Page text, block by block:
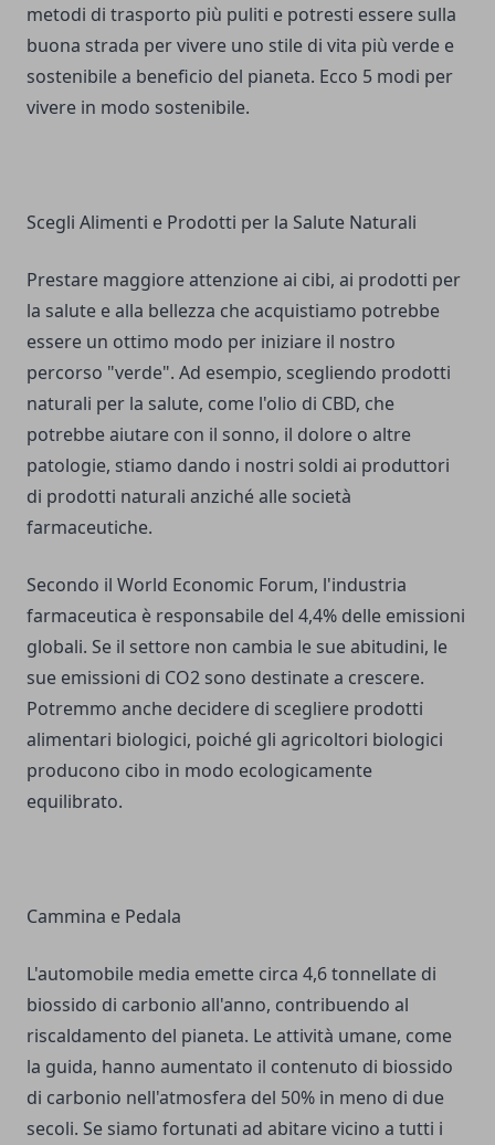
metodi di trasporto più puliti e potresti essere sulla
buona strada per vivere uno stile di vita più verde e
sostenibile a beneficio del pianeta. Ecco 5 modi per
vivere in modo sostenibile.
Scegli Alimenti e Prodotti per la Salute Naturali
Prestare maggiore attenzione ai cibi, ai prodotti per
la salute e alla bellezza che acquistiamo potrebbe
essere un ottimo modo per iniziare il nostro
percorso "verde". Ad esempio, scegliendo prodotti
naturali per la salute, come l'olio di CBD, che
potrebbe aiutare con il sonno, il dolore o altre
patologie, stiamo dando i nostri soldi ai produttori
di prodotti naturali anziché alle società
farmaceutiche.
Secondo il World Economic Forum, l'industria
farmaceutica è responsabile del 4,4% delle emissioni
globali. Se il settore non cambia le sue abitudini, le
sue emissioni di CO2 sono destinate a crescere.
Potremmo anche decidere di scegliere prodotti
alimentari biologici, poiché gli agricoltori biologici
producono cibo in modo ecologicamente
equilibrato.
Cammina e Pedala
L'automobile media emette circa 4,6 tonnellate di
biossido di carbonio all'anno, contribuendo al
riscaldamento del pianeta. Le attività umane, come
la guida, hanno aumentato il contenuto di biossido
di carbonio nell'atmosfera del 50% in meno di due
secoli. Se siamo fortunati ad abitare vicino a tutti i